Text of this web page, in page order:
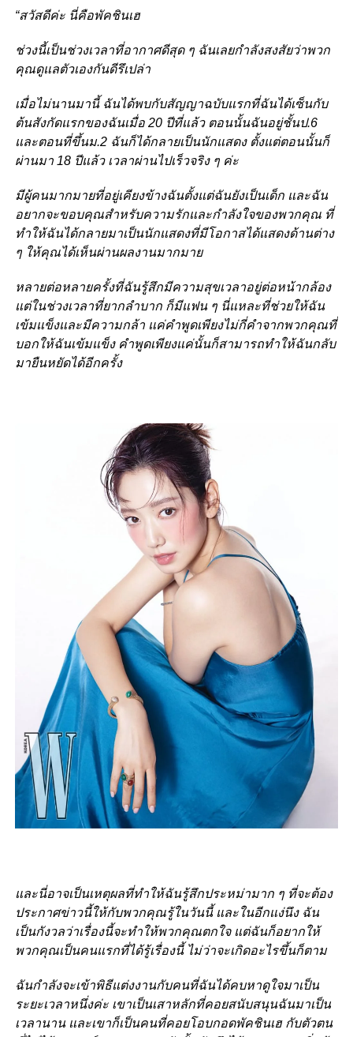
“สวัสดีค่ะ นี่คือพัคชินเฮ
ช่วงนี้เป็นช่วงเวลาที่อากาศดีสุด ๆ ฉันเลยกำลังสงสัยว่าพวก
คุณดูแลตัวเองกันดีรึเปล่า
เมื่อไม่นานมานี้ ฉันได้พบกับสัญญาฉบับแรกที่ฉันได้เซ็นกับ
ต้นสังกัดแรกของฉันเมื่อ 20 ปีที่แล้ว ตอนนั้นฉันอยู่ชั้นป.6
และตอนที่ขึ้นม.2 ฉันก็ได้กลายเป็นนักแสดง ตั้งแต่ตอนนั้นก็
ผ่านมา 18 ปีแล้ว เวลาผ่านไปเร็วจริง ๆ ค่ะ
มีผู้คนมากมายที่อยู่เคียงข้างฉันตั้งแต่ฉันยังเป็นเด็ก และฉัน
อยากจะขอบคุณสำหรับความรักและกำลังใจของพวกคุณ ที่
ทำให้ฉันได้กลายมาเป็นนักแสดงที่มีโอกาสได้แสดงด้านต่าง
ๆ ให้คุณได้เห็นผ่านผลงานมากมาย
หลายต่อหลายครั้งที่ฉันรู้สึกมีความสุขเวลาอยู่ต่อหน้ากล้อง
แต่ในช่วงเวลาที่ยากลำบาก ก็มีแฟน ๆ นี่แหละที่ช่วยให้ฉัน
เข้มแข็งและมีความกล้า แค่คำพูดเพียงไม่กี่คำจากพวกคุณที่
บอกให้ฉันเข้มแข็ง คำพูดเพียงแค่นั้นก็สามารถทำให้ฉันกลับ
มายืนหยัดได้อีกครั้ง
และนี่อาจเป็นเหตุผลที่ทำให้ฉันรู้สึกประหม่ามาก ๆ ที่จะต้อง
ประกาศข่าวนี้ให้กับพวกคุณรู้ในวันนี้ และในอีกแง่นึง ฉัน
เป็นกังวลว่าเรื่องนี้จะทำให้พวกคุณตกใจ แต่ฉันก็อยากให้
พวกคุณเป็นคนแรกที่ได้รู้เรื่องนี้ ไม่ว่าจะเกิดอะไรขึ้นก็ตาม
ฉันกำลังจะเข้าพิธีแต่งงานกับคนที่ฉันได้คบหาดูใจมาเป็น
ระยะเวลาหนึ่งค่ะ เขาเป็นเสาหลักที่คอยสนับสนุนฉันมาเป็น
เวลานาน และเขาก็เป็นคนที่คอยโอบกอดพัคชินเฮ กับตัวตน